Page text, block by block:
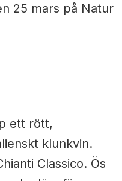
25 mars på Natur
ett rött,
klunkvin.
Classico. Ös